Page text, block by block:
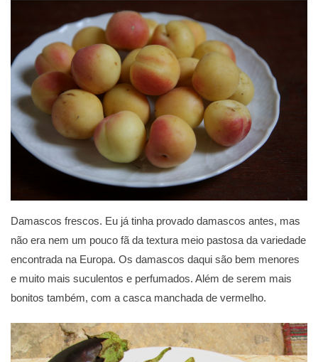
Damascos frescos. Eu já tinha provado damascos antes, mas
não era nem um pouco fã da textura meio pastosa da variedade
encontrada na Europa. Os damascos daqui são bem menores
e muito mais suculentos e perfumados. Além de serem mais
bonitos também, com a casca manchada de vermelho.